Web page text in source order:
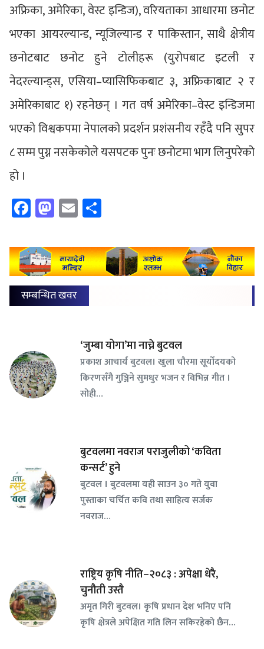
अफ्रिका, अमेरिका, वेस्ट इन्डिज), वरियताका आधारमा छनोट
भएका आयरल्यान्ड, न्यूजिल्यान्ड र पाकिस्तान, साथै क्षेत्रीय
छनोटबाट छनोट हुने टोलीहरू (युरोपबाट इटली र
नेदरल्यान्ड्स, एसिया–प्यासिफिकबाट ३, अफ्रिकाबाट २ र
अमेरिकाबाट १) रहनेछन् । गत वर्ष अमेरिका–वेस्ट इन्डिजमा
भएको विश्वकपमा नेपालको प्रदर्शन प्रशंसनीय रहँदै पनि सुपर
८ सम्म पुग्न नसकेकोले यसपटक पुनः छनोटमा भाग लिनुपरेको
हो ।
Facebook
Mastodon
Email
सम्बन्धित खवर
‘जुम्बा योगा’मा नाच्ने बुटवल
प्रकाश आचार्य बुटवल। खुला चौरमा सूर्योदयको
किरणसँगै गुञ्जिने सुमधुर भजन र विभिन्न गीत ।
सोही…
बुटवलमा नवराज पराजुलीको ‘कविता
कन्सर्ट’ हुने
बुटवल । बुटवलमा यही साउन ३० गते युवा
पुस्ताका चर्चित कवि तथा साहित्य सर्जक
नवराज…
राष्ट्रिय कृषि नीति–२०८३ : अपेक्षा धेरै,
चुनौती उस्तै
अमृत गिरी बुटवल। कृषि प्रधान देश भनिए पनि
कृषि क्षेत्रले अपेक्षित गति लिन सकिरहेको छैन…